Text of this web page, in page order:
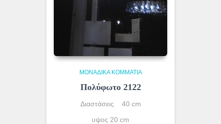
ΜΟΝΆΔΙΚΑ ΚΟΜΜΆΤΙΑ
Πολύφωτο 2122
Διαστάσεις 40 cm
υψος 20 cm